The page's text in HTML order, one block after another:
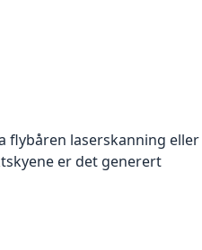
flybåren laserskanning eller
er det generert